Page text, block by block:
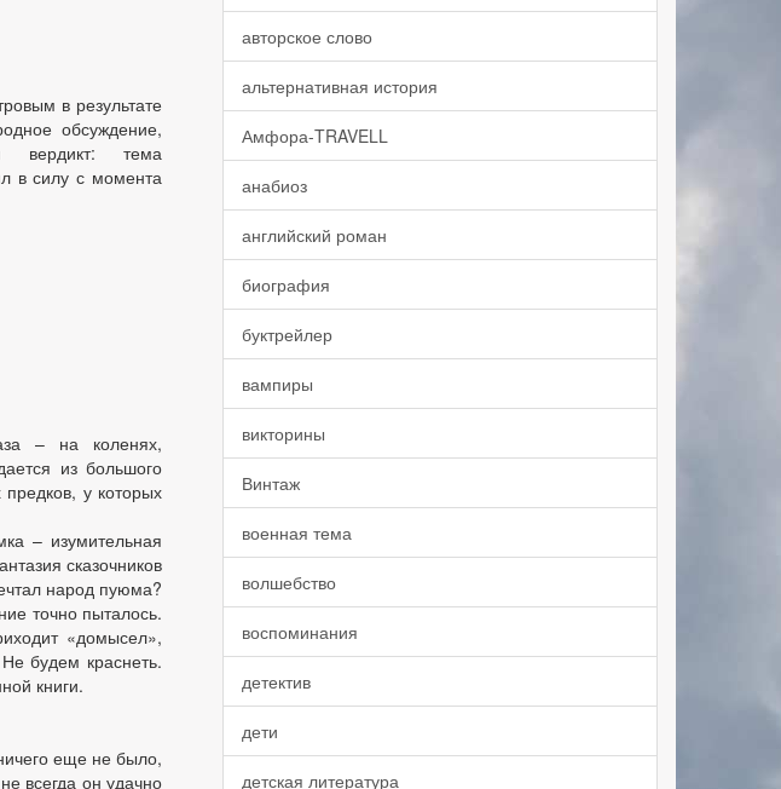
в результате
обсуждение,
вердикт: тема
в силу с момента
– на коленях,
из большого
у которых
– изумительная
сказочников
народ пуюма?
точно пыталось.
«домысел»,
будем краснеть.
книги.
еще не было,
всегда он удачно
авторское слово
альтернативная история
Амфора-TRAVELL
анабиоз
английский роман
биография
буктрейлер
вампиры
викторины
Винтаж
военная тема
волшебство
воспоминания
детектив
дети
детская литература